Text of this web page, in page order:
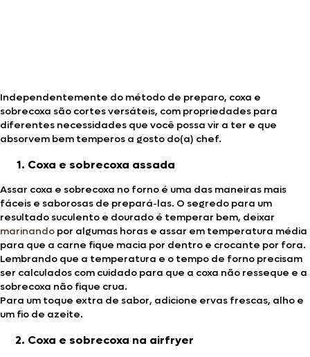
Independentemente do método de preparo, coxa e
sobrecoxa são cortes versáteis, com propriedades para
diferentes necessidades que você possa vir a ter e que
absorvem bem temperos a gosto do(a) chef.
Coxa e sobrecoxa assada
Assar coxa e sobrecoxa no forno é uma das maneiras mais
fáceis e saborosas de prepará-las. O segredo para um
resultado suculento e dourado é temperar bem, deixar
marinando por algumas horas e assar em temperatura média
para que a carne fique macia por dentro e crocante por fora.
Lembrando que a temperatura e o tempo de forno precisam
ser calculados com cuidado para que a coxa não resseque e a
sobrecoxa não fique crua.
Para um toque extra de sabor, adicione ervas frescas, alho e
um fio de azeite.
Coxa e sobrecoxa na airfryer